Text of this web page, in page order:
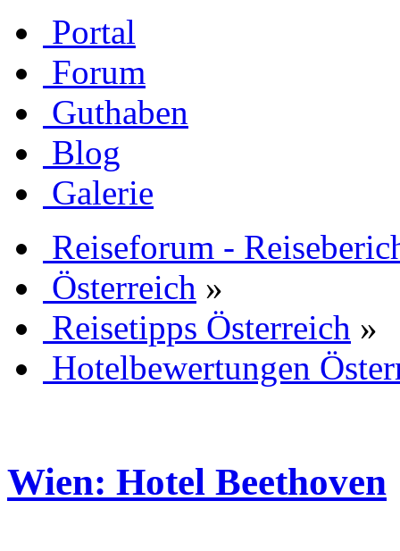
Portal
Forum
Guthaben
Blog
Galerie
Reiseforum -
Österreich »
Reisetipps Österreich »
Hotelbewertungen
Wien: Hotel Beethoven